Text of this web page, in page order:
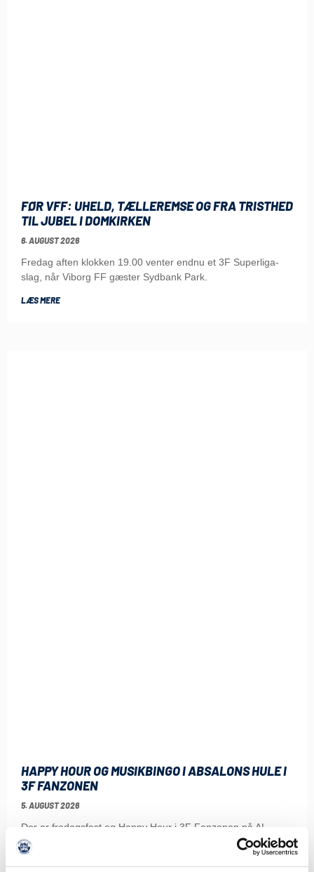
FØR VFF: UHELD, TÆLLEREMSE OG FRA TRISTHED
TIL JUBEL I DOMKIRKEN
6. AUGUST 2026
Fredag aften klokken 19.00 venter endnu et 3F Superliga-
slag, når Viborg FF gæster Sydbank Park.
LÆS MERE
HAPPY HOUR OG MUSIKBINGO I ABSALONS HULE I
3F FANZONEN
5. AUGUST 2026
Der er fredagsfest og Happy Hour i 3F Fanzonen på AL
Sydbank Park før hjemmekampen
LÆS MERE